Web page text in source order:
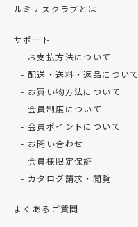
ルミナスクラブとは
サポート
お支払方法について
配送・送料・返品について
お買い物方法について
会員制度について
会員ポイントについて
お問い合わせ
会員様限定保証
カタログ請求・閲覧
よくあるご質問